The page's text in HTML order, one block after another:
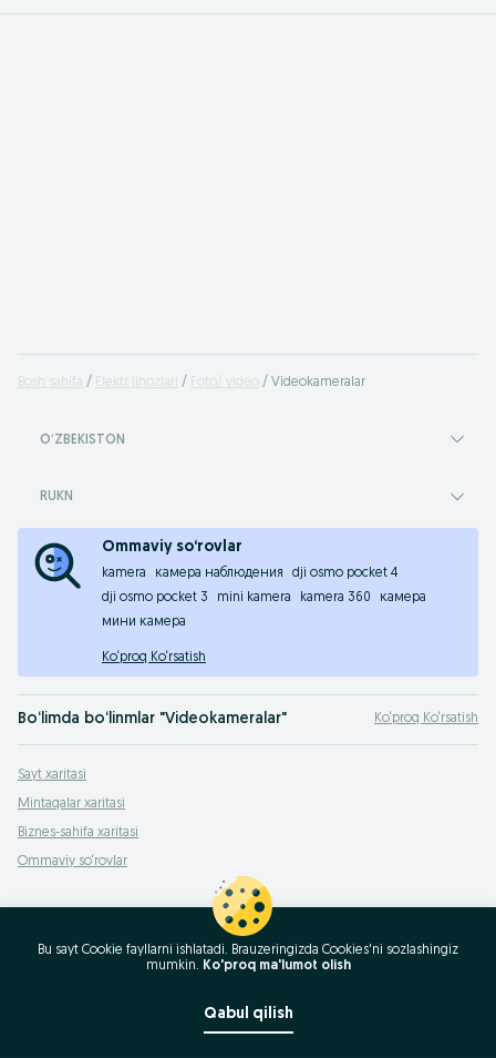
Bosh sahifa Elektr jihozlari Foto/ video Videokameralar
OʻZBEKISTON
RUKN
Ommaviy so‘rovlar
kamera камера наблюдения
dji osmo pocket 4
dji osmo pocket 3
mini kamera kamera 360
камера
мини камера
Ko‘proq Ko‘rsatish
Bo‘limda bo‘linmlar "Videokameralar"
Aiptek,Canon,DXG,Direc,Elmo,Espada,Explay,Flip Video,Genius,Hitachi,
Raqamli videokameralarning keng turdagi assortimenti OLX.uzda.
Ko‘proq Ko‘rsatish
Sayt xaritasi
Mintaqalar xaritasi
Biznes-sahifa xaritasi
Ommaviy so‘rovlar
Bu sayt Cookie fayllarni ishlatadi. Brauzeringizda Cookies'ni sozlashingiz
mumkin. Ko'proq ma'lumot olish
Qabul qilish